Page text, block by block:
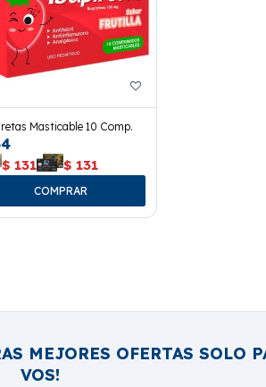
Masticable 10 Comp.
$ 131 $ 131
MEJORES OFERTAS SOLO
VOS!